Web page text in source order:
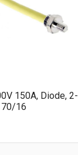
150A, Diode, 2-
70/16